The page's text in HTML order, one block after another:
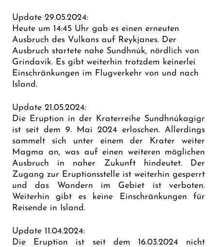
Update 29.05.2024:
Heute um 14:45 Uhr gab es einen erneuten
Ausbruch des Vulkans auf Reykjanes. Der
Ausbruch startete nahe Sundhnúk, nördlich von
Grindavik. Es gibt weiterhin trotzdem keinerlei
Einschränkungen im Flugverkehr von und nach
Island.
Update 21.05.2024:
Die Eruption in der Kraterreihe Sundhnúkagigr
ist seit dem 9. Mai 2024 erloschen. Allerdings
sammelt sich unter einem der Krater weiter
Magma an, was auf einen weiteren möglichen
Ausbruch in naher Zukunft hindeutet. Der
Zugang zur Eruptionsstelle ist weiterhin gesperrt
und das Wandern im Gebiet ist verboten.
Weiterhin gibt es keine Einschränkungen für
Reisende in Island.
Update 11.04.2024:
Die Eruption ist seit dem 16.03.2024 nicht